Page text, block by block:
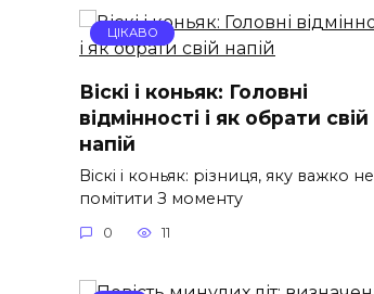
ЦІКАВО
Віскі і коньяк: Головні
відмінності і як обрати свій
напій
Віскі і коньяк: різниця, яку важко не
помітити З моменту
0 11